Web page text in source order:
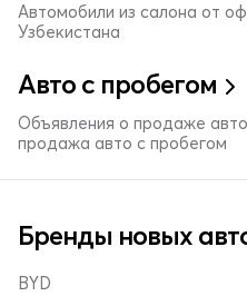
Автомобили из салона от
Узбекистана
Авто с пробегом
Объявления о продаже
продажа авто с пробегом
Бренды новых
BYD